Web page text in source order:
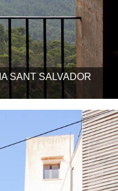
SANT SALVADOR